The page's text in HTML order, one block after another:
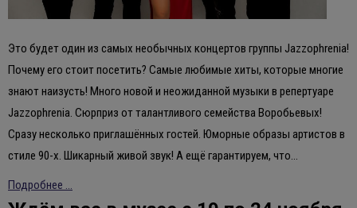
Это будет один из самых необычных концертов группы Jazzophrenia!
Почему его стоит посетить? Самые любимые хиты, которые многие
знают наизусть! Много новой и неожиданной музыки в репертуаре
Jazzophrenia. Сюрприз от талантливого семейства Воробьевых!
Сразу несколько приглашённых гостей. Юморные образы артистов в
стиле 90-х. Шикарный живой звук! А ещё гарантируем, что…
Подробнее ...